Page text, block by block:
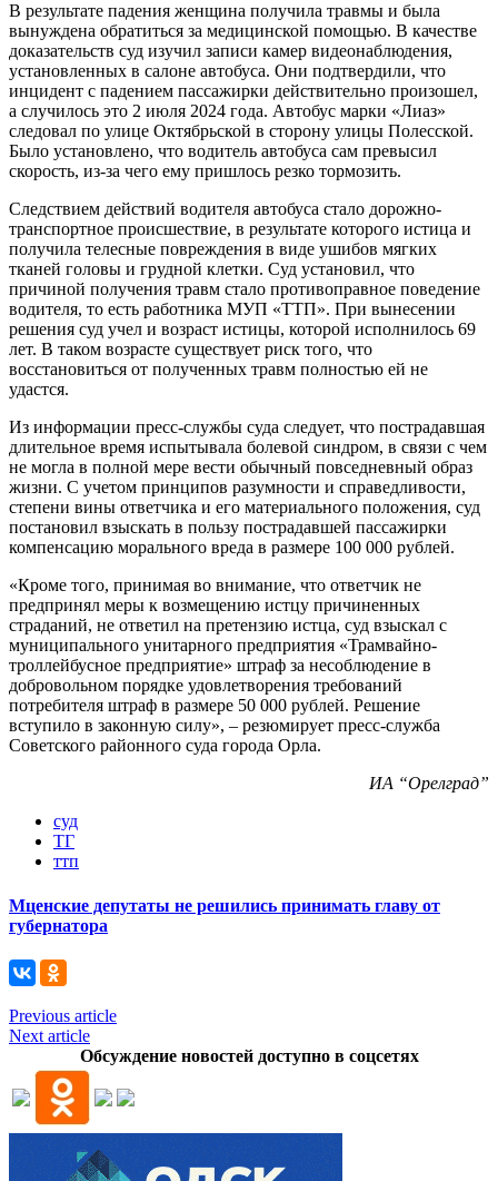
В результате падения женщина получила травмы и была
вынуждена обратиться за медицинской помощью. В качестве
доказательств суд изучил записи камер видеонаблюдения,
установленных в салоне автобуса. Они подтвердили, что
инцидент с падением пассажирки действительно произошел,
а случилось это 2 июля 2024 года. Автобус марки «Лиаз»
следовал по улице Октябрьской в сторону улицы Полесской.
Было установлено, что водитель автобуса сам превысил
скорость, из-за чего ему пришлось резко тормозить.
Следствием действий водителя автобуса стало дорожно-
транспортное происшествие, в результате которого истица и
получила телесные повреждения в виде ушибов мягких
тканей головы и грудной клетки. Суд установил, что
причиной получения травм стало противоправное поведение
водителя, то есть работника МУП «ТТП». При вынесении
решения суд учел и возраст истицы, которой исполнилось 69
лет. В таком возрасте существует риск того, что
восстановиться от полученных травм полностью ей не
удастся.
Из информации пресс-службы суда следует, что пострадавшая
длительное время испытывала болевой синдром, в связи с чем
не могла в полной мере вести обычный повседневный образ
жизни. С учетом принципов разумности и справедливости,
степени вины ответчика и его материального положения, суд
постановил взыскать в пользу пострадавшей пассажирки
компенсацию морального вреда в размере 100 000 рублей.
«Кроме того, принимая во внимание, что ответчик не
предпринял меры к возмещению истцу причиненных
страданий, не ответил на претензию истца, суд взыскал с
муниципального унитарного предприятия «Трамвайно-
троллейбусное предприятие» штраф за несоблюдение в
добровольном порядке удовлетворения требований
потребителя штраф в размере 50 000 рублей. Решение
вступило в законную силу», – резюмирует пресс-служба
Советского районного суда города Орла.
ИА “Орелград”
суд
ТГ
ттп
Мценские депутаты не решились принимать главу от
губернатора
Previous article
Next article
Обсуждение новостей доступно в соцсетях